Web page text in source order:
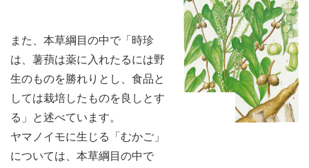
また、本草綱目の中で「時珍
は、薯蕷は薬に入れたるには野
生のものを勝れりとし、食品と
しては栽培したものを良しとす
る」と述べています。
ヤマノイモに生じる「むかご」
については、本草綱目の中で